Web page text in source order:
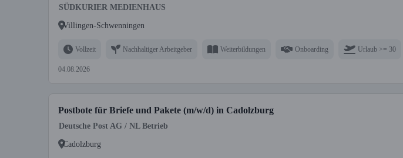
SÜDKURIER MEDIENHAUS
Villingen-Schwenningen
Vollzeit Nachhaltiger Arbeitgeber Weiterbildungen Onboarding Urlaub >= 30
04.08.2026
Postbote für Briefe und Pakete (m/w/d) in Cadolzburg
Deutsche Post AG / NL Betrieb
Cadolzburg